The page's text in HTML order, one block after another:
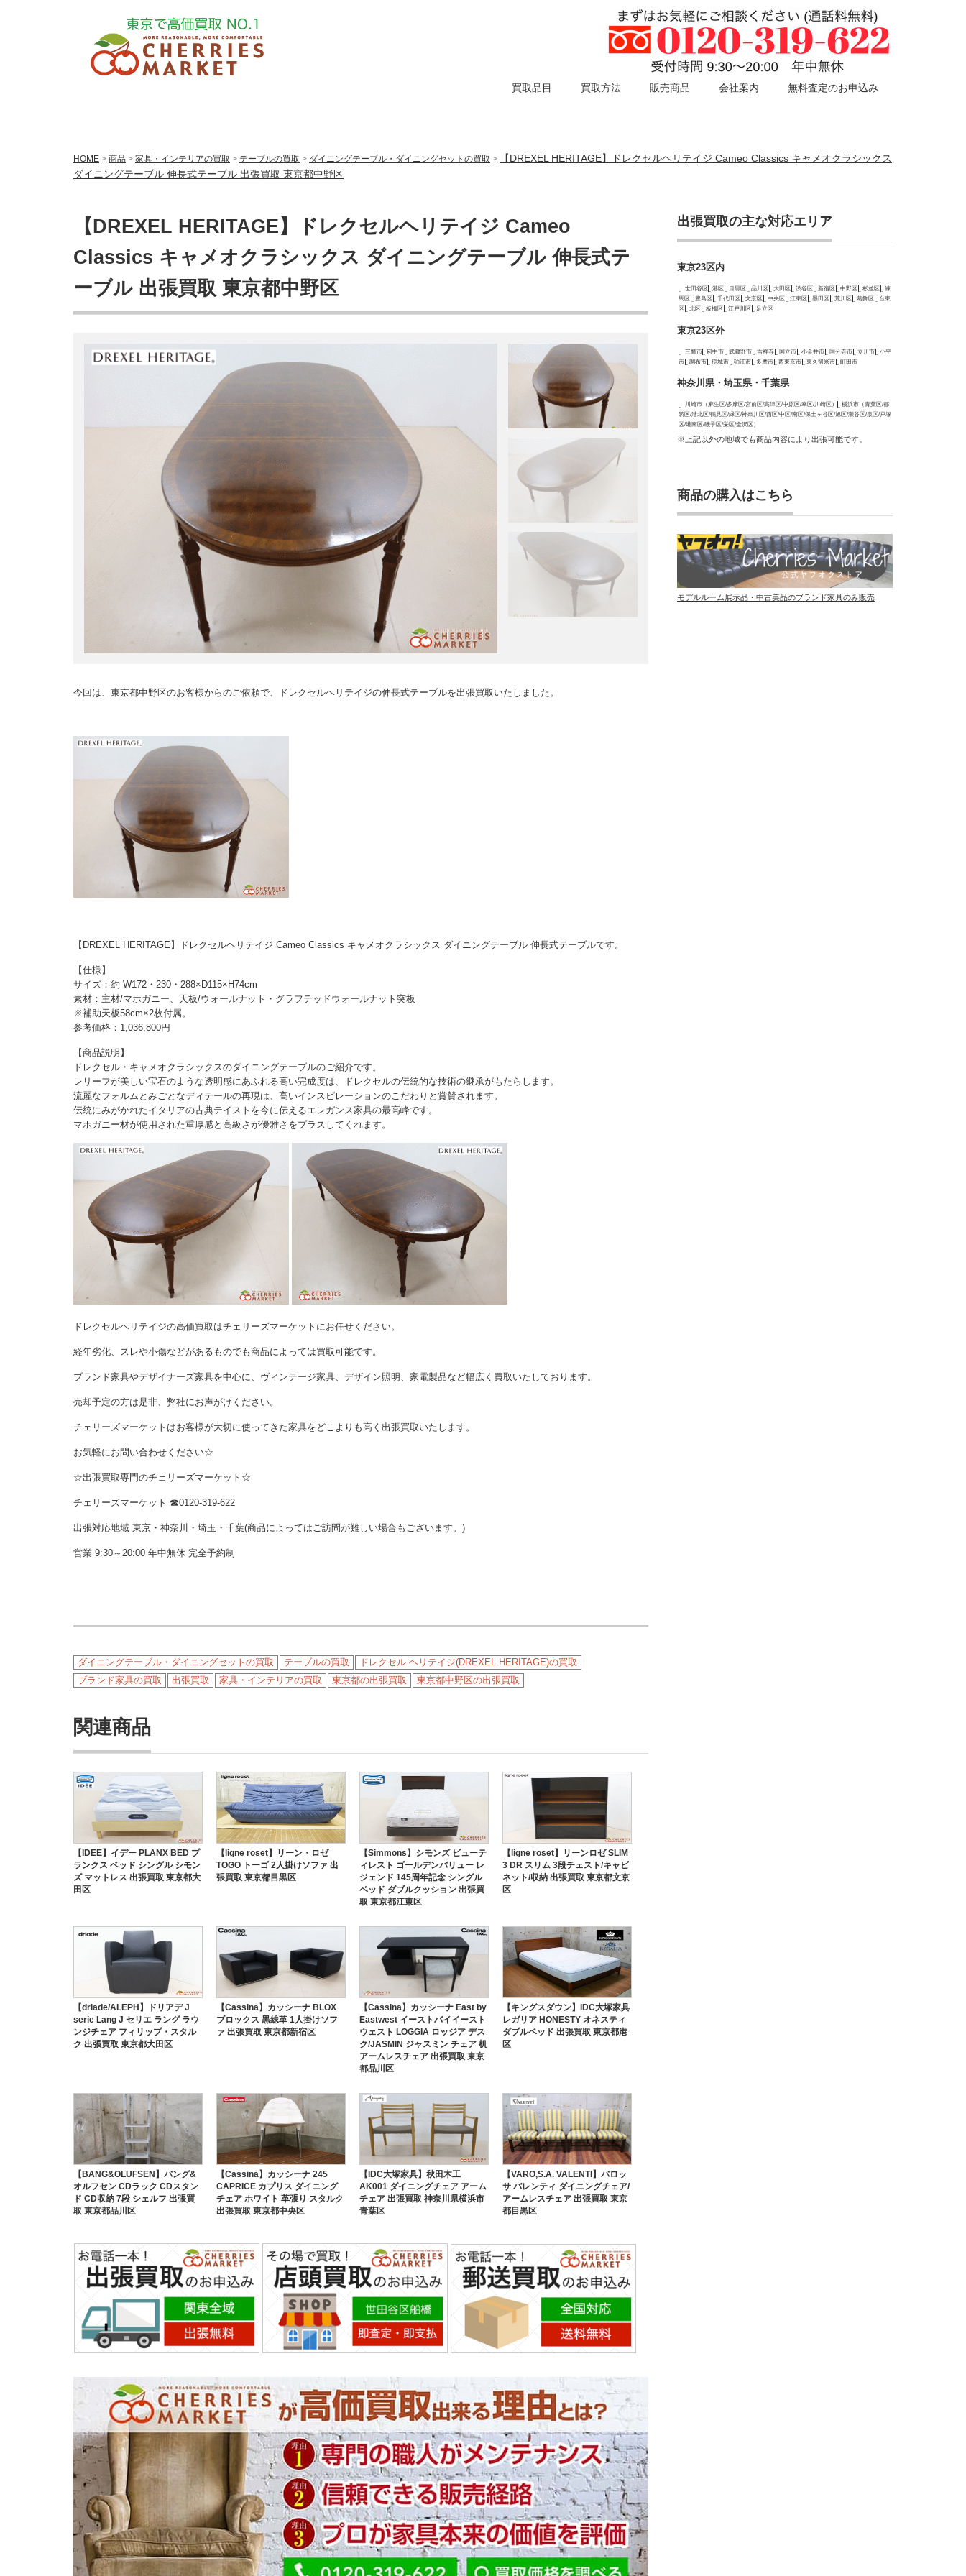
買取品目 買取方法 販売商品 会社案内 無料査定のお申込み
HOME > 商品 > 家具・インテリアの買取 > テーブルの買取 > ダイニングテーブル・ダイニングセットの買取 >
【DREXEL HERITAGE】ドレクセルヘリテイジ Cameo Classics キャメオクラシックス
ダイニングテーブル 伸長式テーブル 出張買取 東京都中野区
【DREXEL HERITAGE】ドレクセルヘリテイジ Cameo
Classics キャメオクラシックス ダイニングテーブル 伸長式テ
ーブル 出張買取 東京都中野区
今回は、東京都中野区のお客様からのご依頼で、ドレクセルヘリテイジの伸長式テーブルを出張買取いたしました。
【DREXEL HERITAGE】ドレクセルヘリテイジ Cameo Classics キャメオクラシックス ダイニングテーブル 伸長式テーブルです。
【仕様】
サイズ：約 W172・230・288×D115×H74cm
素材：主材/マホガニー、天板/ウォールナット・グラフテッドウォールナット突板
※補助天板58cm×2枚付属。
参考価格：1,036,800円
【商品説明】
ドレクセル・キャメオクラシックスのダイニングテーブルのご紹介です。
レリーフが美しい宝石のような透明感にあふれる高い完成度は、ドレクセルの伝統的な技術の継承がもたらします。
流麗なフォルムとみごとなディテールの再現は、高いインスピレーションのこだわりと賞賛されます。
伝統にみがかれたイタリアの古典テイストを今に伝えるエレガンス家具の最高峰です。
マホガニー材が使用された重厚感と高級さが優雅さをプラスしてくれます。
ドレクセルヘリテイジの高価買取はチェリーズマーケットにお任せください。
経年劣化、スレや小傷などがあるものでも商品によっては買取可能です。
ブランド家具やデザイナーズ家具を中心に、ヴィンテージ家具、デザイン照明、家電製品など幅広く買取いたしております。
売却予定の方は是非、弊社にお声がけください。
チェリーズマーケットはお客様が大切に使ってきた家具をどこよりも高く出張買取いたします。
お気軽にお問い合わせください☆
☆出張買取専門のチェリーズマーケット☆
チェリーズマーケット ☎︎0120-319-622
出張対応地域 東京・神奈川・埼玉・千葉(商品によってはご訪問が難しい場合もございます。)
営業 9:30～20:00 年中無休 完全予約制
ダイニングテーブル・ダイニングセットの買取 テーブルの買取
ドレクセル ヘリテイジ(DREXEL HERITAGE)の買取
ブランド家具の買取
出張買取 家具・インテリアの買取 東京都の出張買取 東京都中野区の出張買取
関連商品
【IDEE】イデー PLANX BED プ
ランクス ベッド シングル シモン
ズ マットレス 出張買取 東京都大
田区
【ligne roset】リーン・ロゼ
TOGO トーゴ 2人掛けソファ 出
張買取 東京都目黒区
【Simmons】シモンズ ビューテ
ィレスト ゴールデンバリュー レ
ジェンド 145周年記念 シングル
ベッド ダブルクッション 出張買
取 東京都江東区
【ligne roset】リーンロゼ SLIM
3 DR スリム 3段チェスト/キャビ
ネット/収納 出張買取 東京都文京
区
【driade/ALEPH】ドリアデ J
serie Lang J セリエ ラング ラウ
ンジチェア フィリップ・スタル
ク 出張買取 東京都大田区
【Cassina】カッシーナ BLOX
ブロックス 黒総革 1人掛けソフ
ァ 出張買取 東京都新宿区
【Cassina】カッシーナ East by
Eastwest イーストバイイースト
ウェスト LOGGIA ロッジア デス
ク/JASMIN ジャスミン チェア 机
アームレスチェア 出張買取 東京
都品川区
【キングスダウン】IDC大塚家具
レガリア HONESTY オネスティ
ダブルベッド 出張買取 東京都港
区
【BANG&OLUFSEN】バング&
オルフセン CDラック CDスタン
ド CD収納 7段 シェルフ 出張買
取 東京都品川区
【Cassina】カッシーナ 245
CAPRICE カプリス ダイニング
チェア ホワイト 革張り スタルク
出張買取 東京都中央区
【IDC大塚家具】秋田木工
AK001 ダイニングチェア アーム
チェア 出張買取 神奈川県横浜市
青葉区
【VARO,S.A. VALENTI】バロッ
サ バレンティ ダイニングチェア/
アームレスチェア 出張買取 東京
都目黒区
出張買取の主な対応エリア
東京23区内
世田谷区 港区 目黒区 品川区 大田区 渋谷区 新宿区 中野区 杉並区
練
馬区
豊島区 千代田区 文京区 中央区 江東区 墨田区 荒川区 葛飾区
台東
区
北区 板橋区 江戸川区 足立区
東京23区外
三鷹市 府中市 武蔵野市 吉祥寺 国立市 小金井市 国分寺市 立川市
小平
市
調布市 稲城市 狛江市 多摩市 西東京市 東久留米市 町田市
神奈川県・埼玉県・千葉県
川崎市（麻生区/多摩区/宮前区/高津区/中原区/幸区/川崎区）
横浜市（青葉区/都
筑区/港北区/鶴見区/緑区/神奈川区/西区/中区/南区/保土ヶ谷区/旭区/瀬谷区/泉区/戸塚
区/港南区/磯子区/栄区/金沢区）
※上記以外の地域でも商品内容により出張可能です。
商品の購入はこちら
モデルルーム展示品・中古美品のブランド家具のみ販売